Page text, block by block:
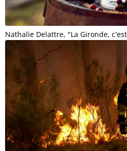
Nathalie Delattre, "La Gironde,